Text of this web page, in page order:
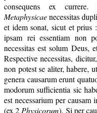
consequens ex
Metaphysicaenecessitas
et idem sonat, sicut et prius
ipsam rei essentiam non
necessitas est solum Deus,
Respective necessitas,
non potest se aliter, habere,
genera causarum erunt
modorum sufficientia sic
est necessarium per causam
(ex 2 Physicorum). Si per